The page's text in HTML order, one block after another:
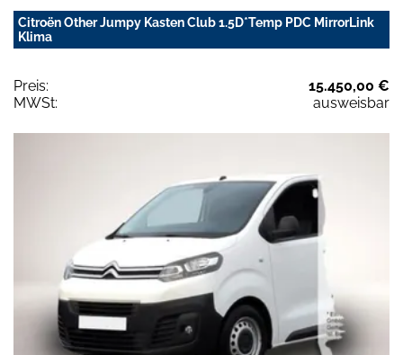
Citroën Other Jumpy Kasten Club 1.5D*Temp PDC MirrorLink
Klima
Preis:
15.450,00 €
MWSt:
ausweisbar